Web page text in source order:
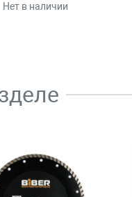
Нет в наличии